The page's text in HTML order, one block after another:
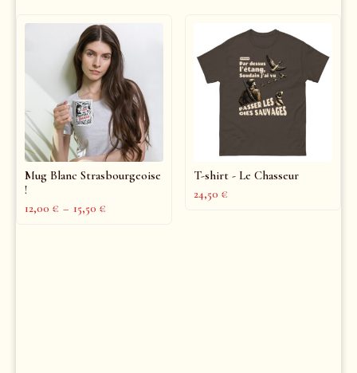
Mug Blanc Strasbourgeoise
!
12,00 € – 15,50 €
T-shirt - Le Chasseur
24,50 €